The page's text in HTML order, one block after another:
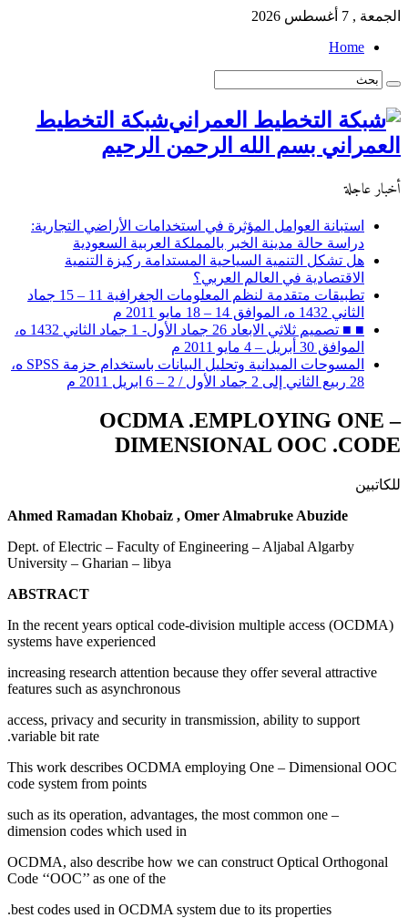
الجمعة , 7 أغسطس 2026
Home
شبكة التخطيط
العمراني بسم الله الرحمن الرحيم
أخبار عاجلة
استبانة العوامل المؤثرة في استخدامات الأراضي التجارية:
دراسة حالة مدينة الخبر بالمملكة العربية السعودية
هل تشكل التنمية السياحية المستدامة ركيزة التنمية
الاقتصادية في العالم العربي؟
تطبيقات متقدمة لنظم المعلومات الجغرافية 11 – 15 جماد
الثاني 1432 ه، الموافق 14 – 18 مايو 2011 م
■ ■ تصميم ثلاثي الابعاد 26 جماد الأول- 1 جماد الثاني 1432 ه،
الموافق 30 أبريل – 4 مايو 2011 م
المسوحات الميدانية وتحليل البيانات باستخدام حزمة SPSS ه،
28 ربيع الثاني إلى 2 جماد الأول / 2 – 6 ابريل 2011 م
OCDMA .EMPLOYING ONE –
DIMENSIONAL OOC .CODE
للكاتبين
Ahmed Ramadan Khobaiz , Omer Almabruke Abuzide
Dept. of Electric – Faculty of Engineering – Aljabal Algarby
University – Gharian – libya
ABSTRACT
In the recent years optical code-division multiple access (OCDMA)
systems have experienced
increasing research attention because they offer several attractive
features such as asynchronous
access, privacy and security in transmission, ability to support
variable bit rate.
This work describes OCDMA employing One – Dimensional OOC
code system from points
such as its operation, advantages, the most common one –
dimension codes which used in
OCDMA, also describe how we can construct Optical Orthogonal
Code ‘‘OOC’’ as one of the
best codes used in OCDMA system due to its properties.